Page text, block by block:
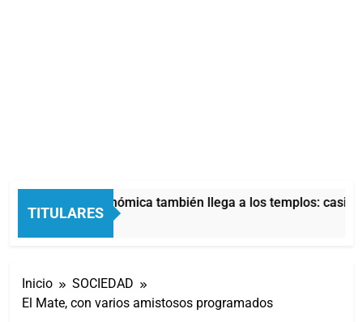
TITULARES
La crisis económica también llega a los templos: casi
3 Horas Atrás
Inicio
SOCIEDAD
El Mate, con varios amistosos programados